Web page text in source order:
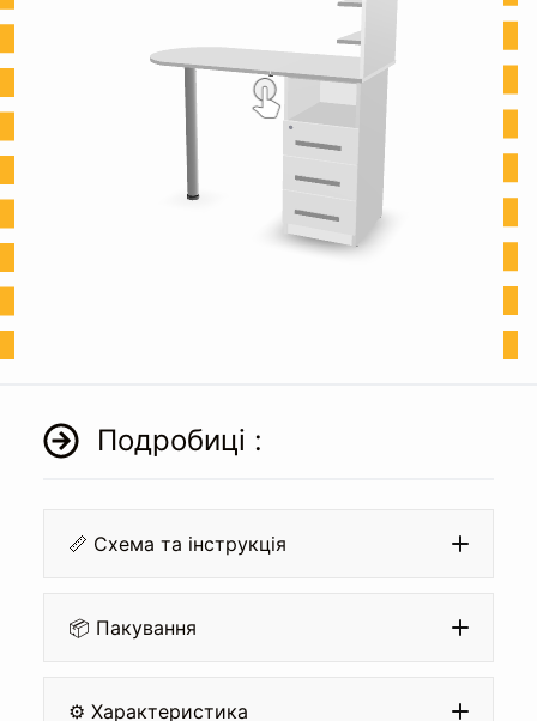
Подробиці :
📏 Схема та інструкція
📦 Пакування
⚙️ Характеристика